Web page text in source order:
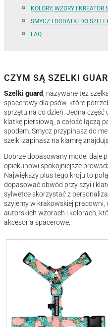
KOLORY, WZORY I KREATOR
SMYCZ I DODATKI DO
FAQ
CZYM SĄ SZELKI
Szelki guard
, nazywane też
spacerowy dla psów, które
sprzętu na co dzień. Jedna część
klatkę piersiową, a całość łączą
spodem. Smycz przypinasz do
szelki zapinasz na klamrę
Dobrze dopasowany model daje
opiekunowi spokojniejsze
Największy plus tego kroju to
dopasować obwód przy szyi i
sylwetce skorzystać z
szyjemy w krakowskiej pracowni,
autorskich wzorach i kolorach,
akcesoria spacerowe.